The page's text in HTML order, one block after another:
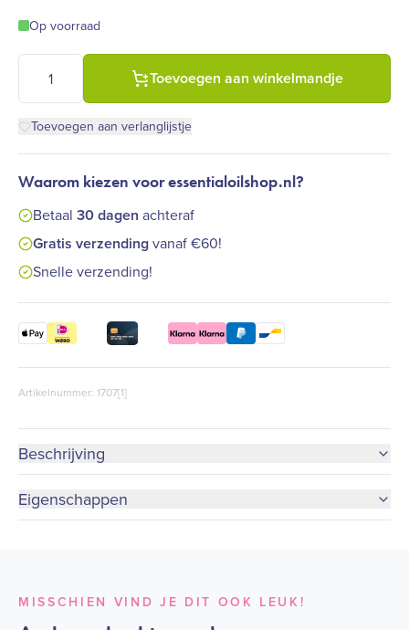
Op voorraad
Amber (bruinglas) glazen pipetflesje - 10 ml - inclusief zwart
Toevoegen aan winkelmandje
Toevoegen aan verlanglijstje
Waarom kiezen voor essentialoilshop.nl?
Betaal 30 dagen achteraf
Gratis verzendingvanaf €60!
Snelle verzending!
Artikelnummer: 1707[1]
Beschrijving
Eigenschappen
MISSCHIEN VIND JE DIT OOK LEUK!